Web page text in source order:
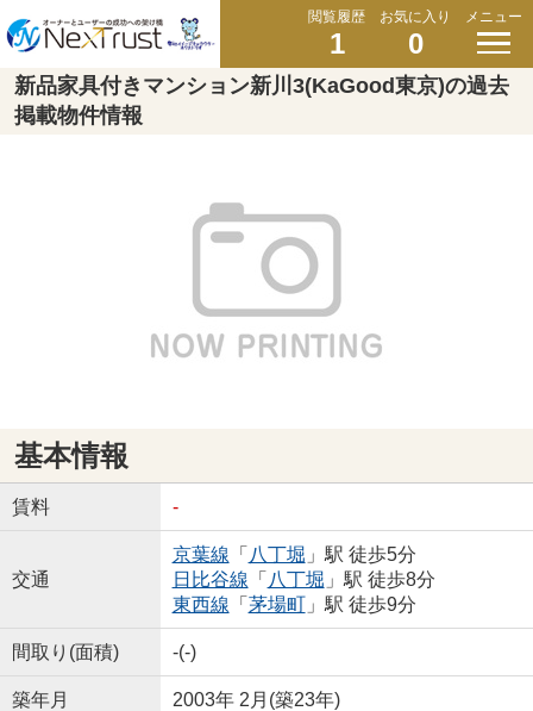
閲覧履歴
1
お気に入り
0
メニュー
新品家具付きマンション新川3(KaGood東京)の過去
掲載物件情報
基本情報
賃料 -
交通
京葉線 「 八丁堀 」駅 徒歩5分
日比谷線 「 八丁堀 」駅 徒歩8分
東西線 「 茅場町」駅 徒歩9分
間取り(面積) -(-)
築年月 2003年 2月(築23年)